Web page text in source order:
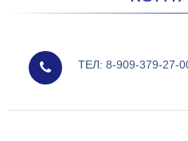
ТЕЛ: 8-909-379-27-